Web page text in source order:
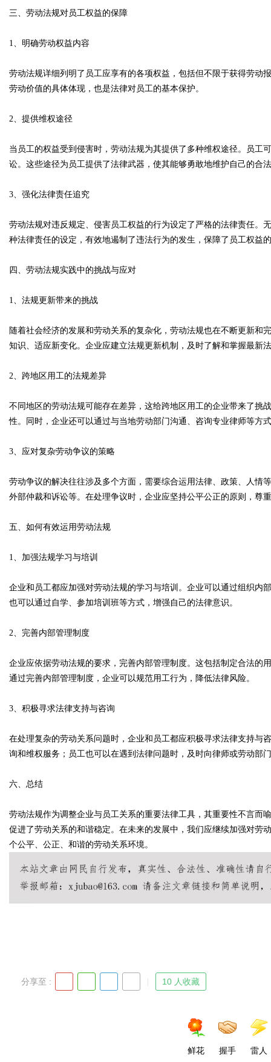
三、劳动法规对员工权益的保障
1、明确劳动权益内容
劳动法规详细列明了员工应享有的各项权益，包括但不限于获得劳动
劳动价值的具体体现，也是法律对员工的基本保护。
2、提供维权途径
当员工的权益受到侵害时，劳动法规为其提供了多种维权途径。员工
讼。这些途径为员工提供了法律武器，使其能够勇敢地维护自己的合
3、强化法律责任追究
劳动法规对违反规定、侵害员工权益的行为设定了严格的法律责任。
种法律责任的设定，有效地遏制了违法行为的发生，保障了员工权益
四、劳动法规实践中的挑战与应对
1、法规更新带来的挑战
随着社会经济的发展和劳动关系的复杂化，劳动法规也在不断更新和
知识、适应新变化。企业应建立法规更新机制，及时了解和掌握最新
2、跨地区用工的法规差异
不同地区的劳动法规可能存在差异，这给跨地区用工的企业带来了挑
性。同时，企业还可以通过与当地劳动部门沟通、咨询专业律师等方
3、应对复杂劳动争议的策略
劳动争议的解决往往涉及多个方面，需要综合运用法律、政策、人情
外部仲裁和诉讼等。在处理争议时，企业应坚持公平公正的原则，尊
五、如何有效运用劳动法规
1、加强法规学习与培训
企业和员工都应加强对劳动法规的学习与培训。企业可以通过组织内
也可以通过自学、参加培训班等方式，增强自己的法律意识。
2、完善内部管理制度
企业应依据劳动法规的要求，完善内部管理制度。这包括制定合法的
通过完善内部管理制度，企业可以规范用工行为，降低法律风险。
3、积极寻求法律支持与咨询
在处理复杂的劳动关系问题时，企业和员工都应积极寻求法律支持与
询和维权服务；员工也可以在遇到法律问题时，及时向律师或劳动部
六、总结
劳动法规作为调整企业与员工关系的重要法律工具，其重要性不言而
促进了劳动关系的和谐稳定。在未来的发展中，我们应继续加强对劳
个公平、公正、和谐的劳动关系环境。
分享至 : 10 人收藏
鲜花 握手 雷人